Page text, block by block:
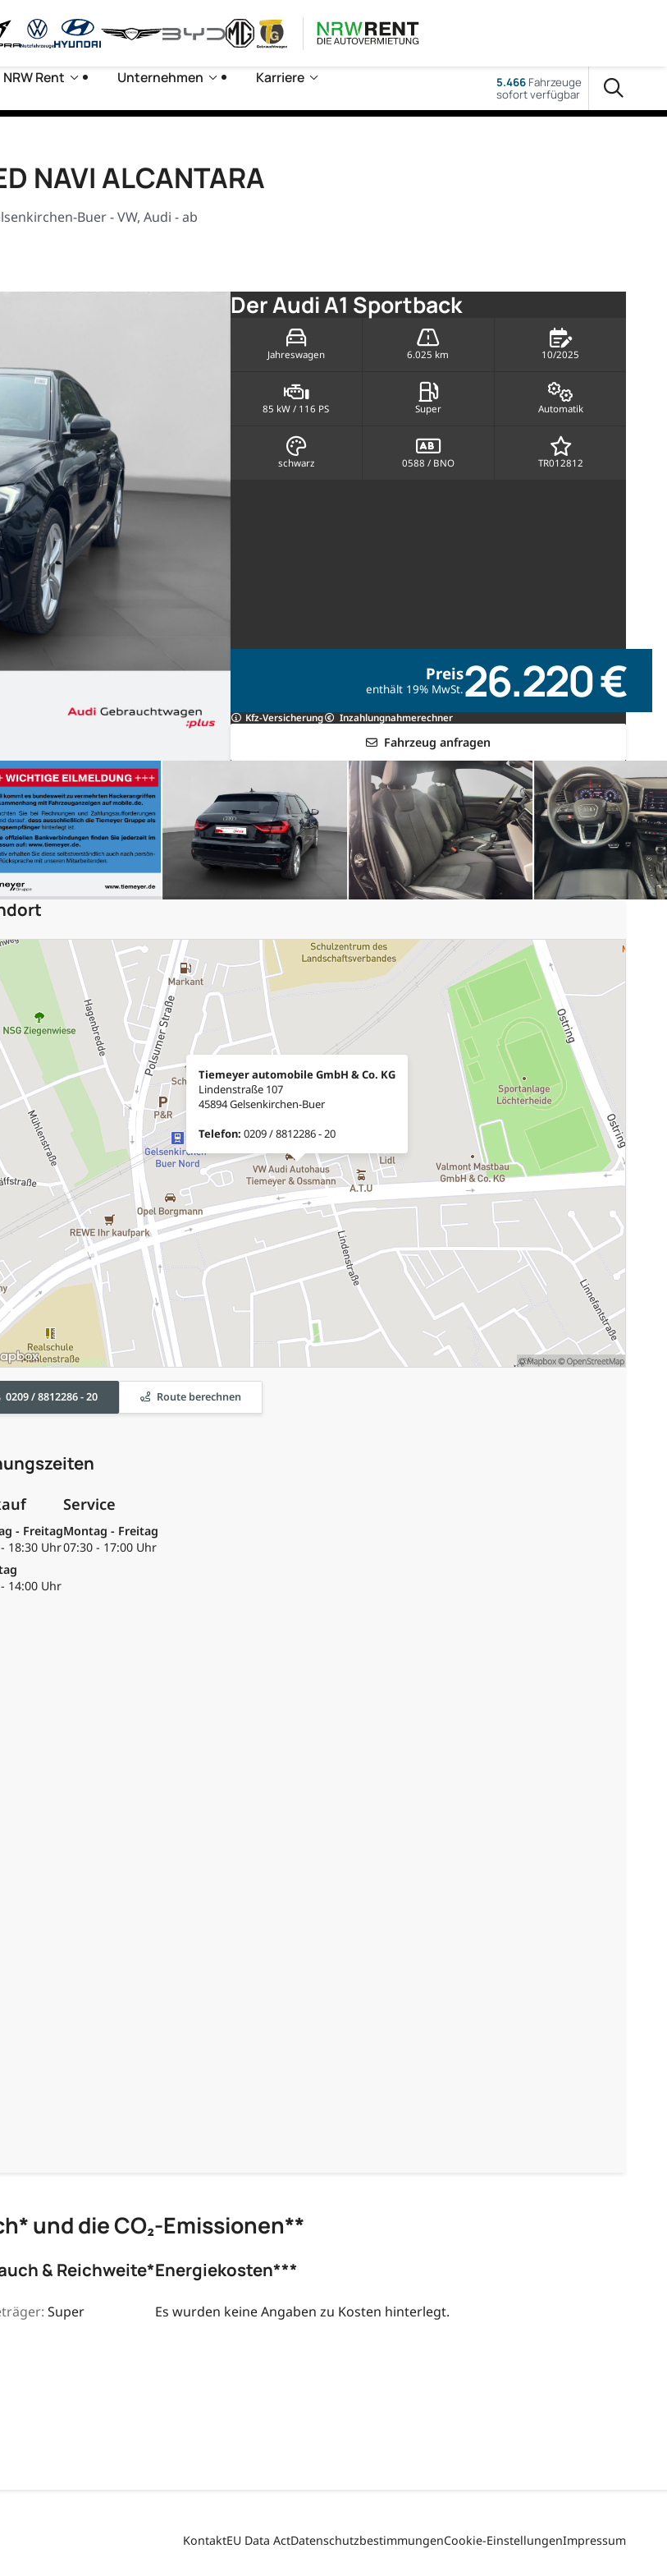
NRW Rent Unternehmen Karriere 5.466Fahrzeuge
sofort verfügbar
NAVI ALCANTARA
Buer - VW, Audi - ab
Der Audi A1 Sportback
Jahreswagen 6.025 km 10/2025
85 kW / 116 PS Super Automatik
schwarz 0588 / BNO TR012812
Preis
enthält 19% MwSt.26.220 €
Kfz-Versicherung Inzahlungnahmerechner
Fahrzeug anfragen
Tiemeyer automobile GmbH & Co. KG
Lindenstraße 107
45894 Gelsenkirchen-Buer
Telefon: 0209 / 8812286 - 20
0209 / 8812286 - 20 Route berechnen
- Freitag
18:30 Uhr
14:00 Uhr
Service
Montag - Freitag
07:30 - 17:00 Uhr
und die CO₂-Emissionen**
& Reichweite*
Super
Energiekosten***
Es wurden keine Angaben zu Kosten hinterlegt.
KontaktEU Data ActDatenschutzbestimmungenCookie-EinstellungenImpressum